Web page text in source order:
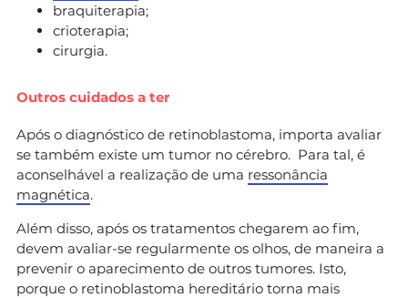
braquiterapia;
crioterapia;
cirurgia.
Outros cuidados a ter
Após o diagnóstico de retinoblastoma, importa avaliar
se também existe um tumor no cérebro. Para tal, é
aconselhável a realização de uma ressonância
magnética.
Além disso, após os tratamentos chegarem ao fim,
devem avaliar-se regularmente os olhos, de maneira a
prevenir o aparecimento de outros tumores. Isto,
porque o retinoblastoma hereditário torna mais